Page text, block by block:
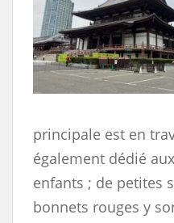
principale est en
également dédié
enfants ; de petites
bonnets rouges y